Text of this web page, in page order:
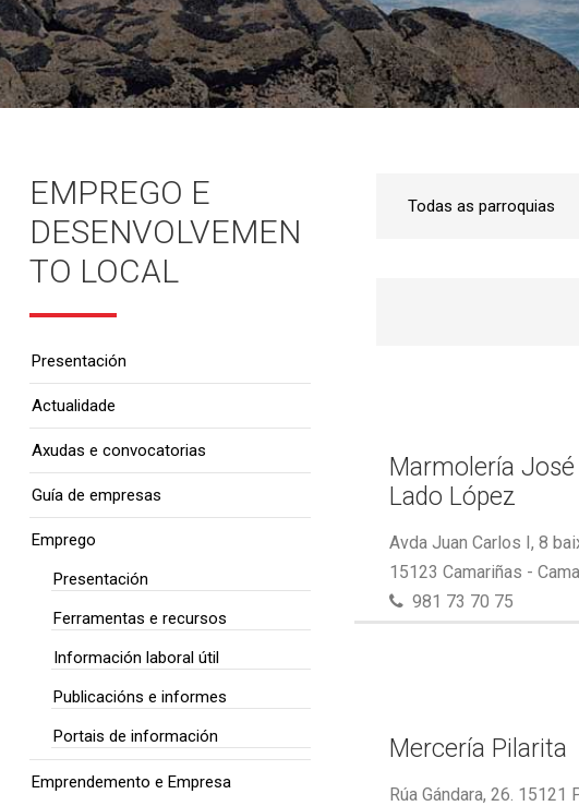
Marmolería José
Lado López
Avda Juan Carlos I, 8
15123 Camariñas -
981 73 70 75
Mercería Pilarita
Rúa Gándara, 26. 15121
EMPREGO E
DESENVOLVEMEN
TO LOCAL
Presentación
Actualidade
Axudas e convocatorias
Guía de empresas
Emprego
Presentación
Ferramentas e recursos
Información laboral útil
Publicacións e informes
Portais de información
Emprendemento e Empresa